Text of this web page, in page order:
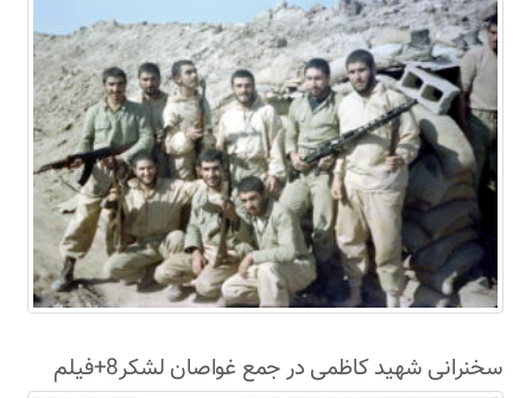
سخنرانی شهید کاظمی در جمع غواصان لشکر8+فیلم